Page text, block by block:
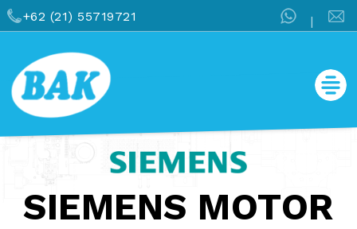
+62 (21) 55719721 |
SIEMENS MOTOR